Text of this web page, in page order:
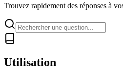
Trouvez rapidement des réponses à
Utilisation